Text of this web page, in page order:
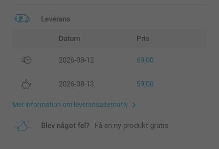
Leverans
Datum Pris
2026-08-12 69,00
2026-08-13 59,00
Mer information om leveransalternativ
Blev något fel? Få en ny produkt gratis